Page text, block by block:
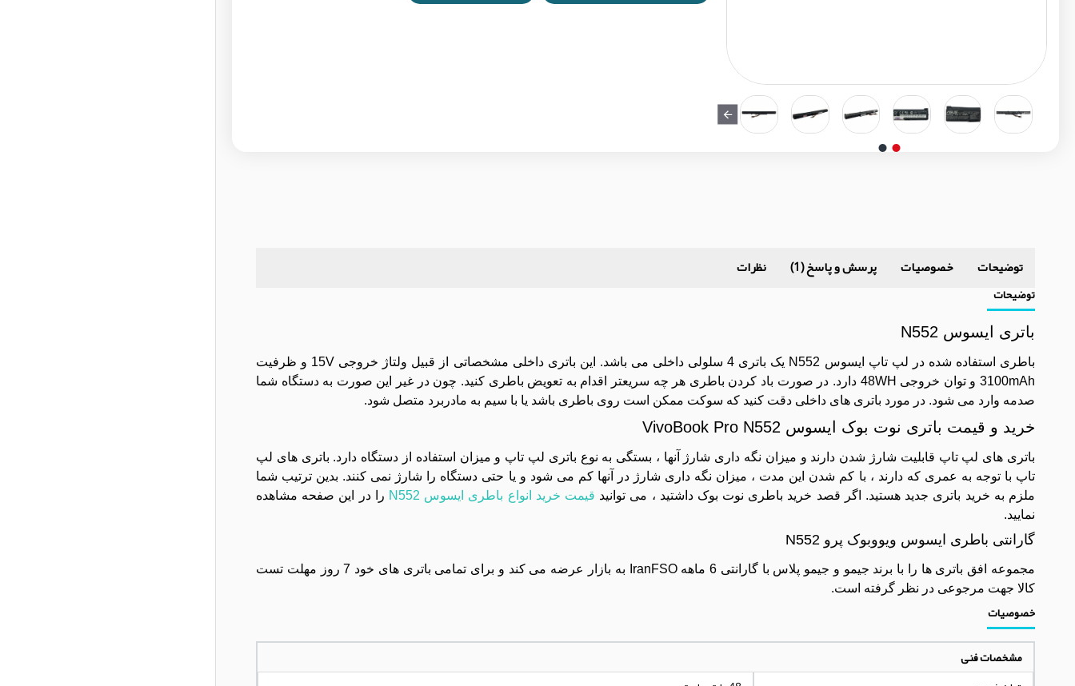
توضیحات خصوصیات پرسش و پاسخ (1) نظرات
توضیحات
باتری ایسوس N552
باطری استفاده شده در لپ تاپ ایسوس N552 یک باتری 4 سلولی داخلی می باشد. این باتری داخلی مشخصاتی از قبیل ولتاژ خروجی 15V و ظرفیت
3100mAh و توان خروجی 48WH دارد. در صورت باد کردن باطری هر چه سریعتر اقدام به تعویض باطری کنید. چون در غیر این صورت به دستگاه شما
صدمه وارد می شود. در مورد باتری های داخلی دقت کنید که سوکت ممکن است روی باطری باشد یا با سیم به مادربرد متصل شود.
خرید و قیمت باتری نوت بوک ایسوس VivoBook Pro N552
باتری های لپ تاپ قابلیت شارژ شدن دارند و میزان نگه داری شارژ آنها ، بستگی به نوع باتری لپ تاپ و میزان استفاده از دستگاه دارد. باتری های لپ
تاپ با توجه به عمری که دارند ، با کم شدن این مدت ، میزان نگه داری شارژ در آنها کم می شود و یا حتی دستگاه را شارژ نمی کنند. بدین ترتیب شما
ملزم به خرید باتری جدید هستید. اگر قصد خرید باطری نوت بوک داشتید ، می توانید قیمت خرید انواع باطری ایسوس N552
را در این صفحه مشاهده
نمایید.
گارانتی باطری ایسوس ویووبوک پرو N552
مجموعه افق باتری ها را با برند جیمو و جیمو پلاس با گارانتی 6 ماهه IranFSO به بازار عرضه می کند و برای تمامی باتری های خود 7 روز مهلت تست
کالا جهت مرجوعی در نظر گرفته است.
خصوصیات
مشخصات فنی